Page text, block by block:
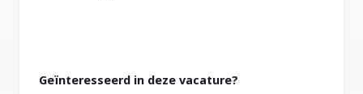
Geïnteresseerd in deze vacature?